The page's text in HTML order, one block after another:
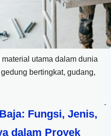
utama dalam dunia
bertingkat, gudang,
-
Fungsi, Jenis,
dalam Proyek